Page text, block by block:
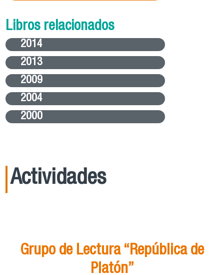
Libros relacionados
2014
2013
2009
2004
2000
Actividades
Grupo de Lectura “República de
Platón”